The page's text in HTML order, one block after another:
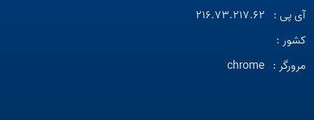
آی پی : 216.73.217.62
کشور :
مرورگر : chrome